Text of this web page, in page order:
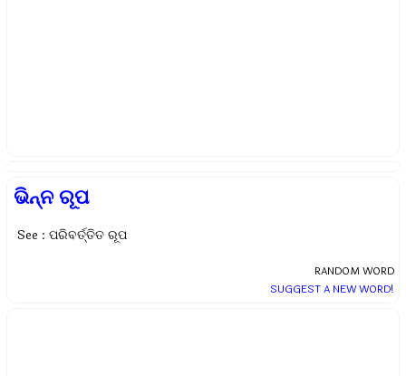
ଭିନ୍ନ ରୂପ
See : ପରିବର୍ତ୍ତିତ ରୂପ
RANDOM WORD
SUGGEST A NEW WORD!